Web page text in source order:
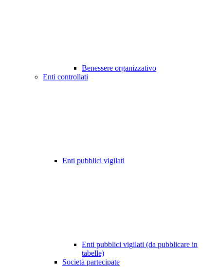
Benessere organizzativo
Enti controllati
Enti pubblici vigilati
Enti pubblici vigilati (da pubblicare in
tabelle)
Società partecipate